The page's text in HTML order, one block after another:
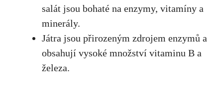
salát jsou bohaté na enzymy, vitamíny a
minerály.
Játra jsou přirozeným zdrojem enzymů a
obsahují vysoké množství vitaminu B a
železa.